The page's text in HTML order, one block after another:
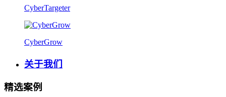
CyberTargeter
CyberGrow
关于我们
精选案例